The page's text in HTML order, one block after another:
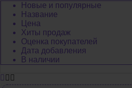
Новые и популярные
Название
Цена
Хиты продаж
Оценка покупателей
Дата добавления
В наличии